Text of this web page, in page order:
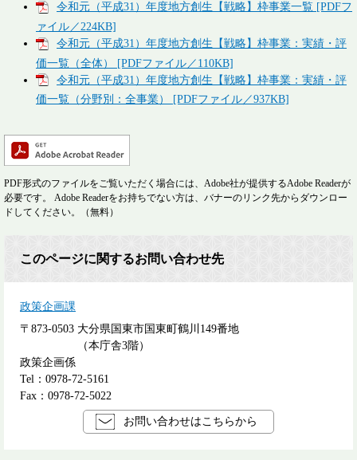
令和元（平成31）年度地方創生【戦略】枠事業一覧 [PDFフ
ァイル／224KB]
令和元（平成31）年度地方創生【戦略】枠事業：実績・評
価一覧（全体） [PDFファイル／110KB]
令和元（平成31）年度地方創生【戦略】枠事業：実績・評
価一覧（分野別：全事業） [PDFファイル／937KB]
PDF形式のファイルをご覧いただく場合には、Adobe社が提供するAdobe Readerが
必要です。
Adobe Readerをお持ちでない方は、バナーのリンク先からダウンロー
ドしてください。（無料）
このページに関するお問い合わせ先
政策企画課
〒873-0503 大分県国東市国東町鶴川149番地
（本庁舎3階）
政策企画係
Tel：0978-72-5161
Fax：0978-72-5022
お問い合わせはこちらから